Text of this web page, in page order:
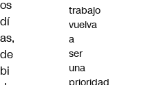
os
dí
as,
de
bi
trabajo
vuelva
a
ser
una
prioridad